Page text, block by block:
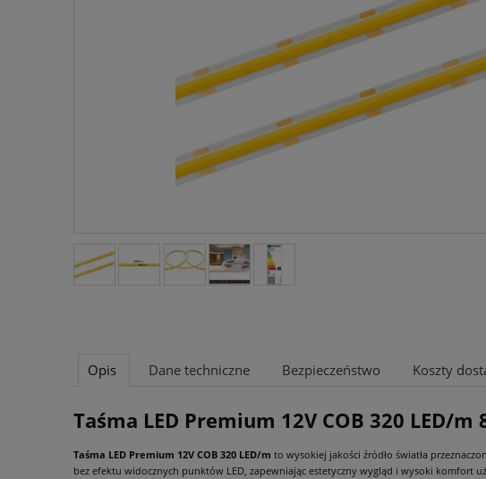
Opis Dane techniczne Bezpieczeństwo Koszty
Taśma LED Premium 12V COB 320 LED/m
Taśma LED Premium 12V COB 320 LED/m to wysokiej jakości źródło światła
bez efektu widocznych punktów LED, zapewniając estetyczny wygląd i wysoki